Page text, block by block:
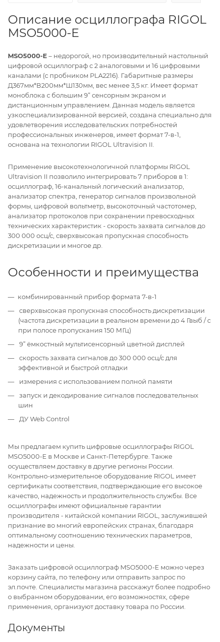
Описание осциллографа RIGOL
MSO5000-E
MSO5000-E – недорогой, но производительный настольный
цифровой осциллограф с 2 аналоговыми и 16 цифровыми
каналами (с пробником PLA2216). Габаритные размеры
Д367мм*В200мм*Ш130мм, вес менее 3,5 кг. Имеет формат
моноблока с большим 9” сенсорным экраном и
дистанционным управлением. Данная модель является
узкоспециализированной версией, создана специально для
удовлетворения исследовательских потребностей
профессиональных инженеров, имеет формат 7-в-1,
основана на технологии RIGOL Ultravision II.
Применение высокотехнологичной платформы RIGOL
Ultravision II позволило интегрировать 7 приборов в 1:
осциллограф, 16-канальный логический анализатор,
анализатор спектра, генератор сигналов произвольной
формы, цифровой вольтметр, высокоточный частотомер,
анализатор протоколов при сохранении превосходных
технических характеристик - скорость захвата сигналов до
300 000 осц/с, сверхвысокая пропускная способность
дискретизации и многое др.
Особенности и преимущества
комбинированный прибор формата 7-в-1
сверхвысокая пропускная способность дискретизации
(частота дискретизации в реальном времени до 4 Гвыб / с
при полосе пропускания 150 МГц)
9” ёмкостный мультисенсорный цветной дисплей
скорость захвата сигналов до 300 000 осц/с для
эффективной и быстрой отладки
измерения с использованием полной памяти
запуск и декодирование сигналов последовательных
шин
ДУ Web Control
Мы предлагаем купить цифровые осциллографы RIGOL
MSO5000-E в Москве и Санкт-Петербурге. Также
осуществляем доставку в другие регионы России.
Контрольно-измерительное оборудование RIGOL имеет
сертификаты соответствия, подтверждающие его высокое
качество, надежность и продолжительность службы. Все
осциллографы имеют официальные гарантии
производителя - китайской компании RIGOL, заслужившей
признание во многий европейских странах, благодаря
оптимальному соотношению технических параметров,
надежности и цены.
Заказать цифровой осциллограф MSO5000-E можно через
корзину сайта, по телефону или отправить запрос по
эл.почте. Специалисты магазина расскажут более подробно
о выбранном оборудовании, его возможностях, сфере
применения, организуют доставку товара по России.
Документы